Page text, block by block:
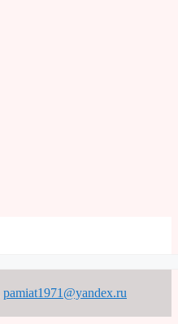
pamiat1971@yandex.ru